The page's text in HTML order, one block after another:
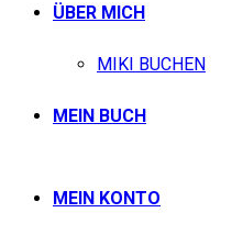
ÜBER MICH
MIKI BUCHEN
MEIN BUCH
MEIN KONTO